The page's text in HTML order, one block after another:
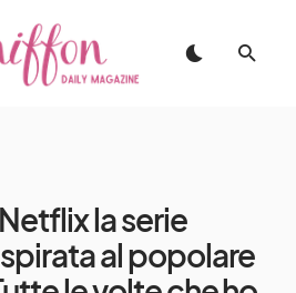
la serie
al popolare